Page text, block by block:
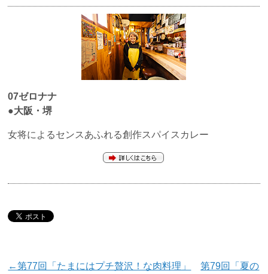
07ゼロナナ
●大阪・堺
女将によるセンスあふれる創作スパイスカレー
←第77回「たまにはプチ贅沢！な肉料理」
第79回「夏の